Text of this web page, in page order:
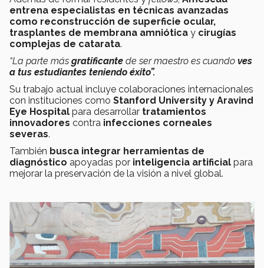
entrena especialistas en técnicas avanzadas
como reconstrucción de superficie ocular,
trasplantes de membrana amniótica y cirugías
complejas de catarata.
“La parte más gratificante de ser maestro es cuando ves
a tus estudiantes teniendo éxito”.
Su trabajo actual incluye colaboraciones internacionales
con instituciones como Stanford University y Aravind
Eye Hospital para desarrollar tratamientos
innovadores contra infecciones corneales
severas.
También busca integrar herramientas de
diagnóstico apoyadas por inteligencia artificial para
mejorar la preservación de la visión a nivel global.